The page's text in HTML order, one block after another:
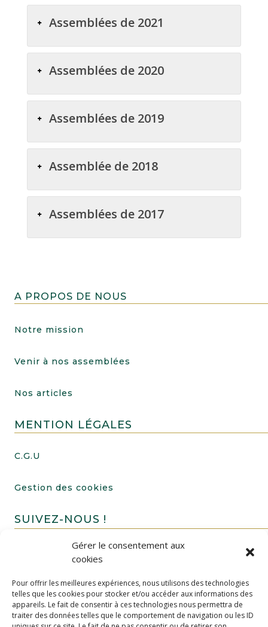
Gérer le consentement aux
cookies
Pour offrir les meilleures expériences, nous utilisons des technologies
telles que les cookies pour stocker et/ou accéder aux informations des
appareils. Le fait de consentir à ces technologies nous permettra de
traiter des données telles que le comportement de navigation ou les ID
Assemblées de 2021
Assemblées de 2020
Assemblées de 2019
Assemblée de 2018
Assemblées de 2017
A PROPOS DE NOUS
Notre mission
Venir à nos assemblées
Nos articles
MENTION LÉGALES
C.G.U
Gestion des cookies
SUIVEZ-NOUS !